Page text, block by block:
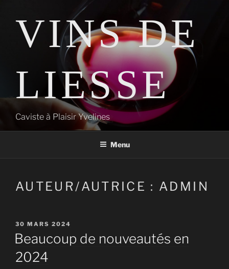
contenu
principalVINS DE
LIESSE
Caviste à Plaisir Yvelines
Menu
AUTEUR/AUTRICE : ADMIN
PUBLIÉ
LE
30 MARS 2024
Beaucoup de nouveautés en
2024